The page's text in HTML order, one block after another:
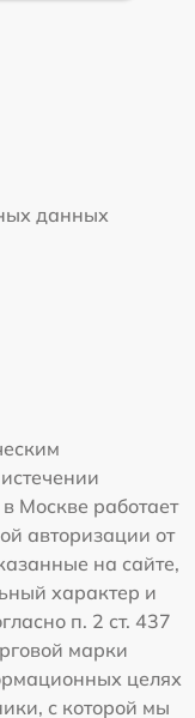
данных
Москве работает
авторизации от
на сайте,
характер и
п. 2 ст. 437
марки
целях
с которой мы